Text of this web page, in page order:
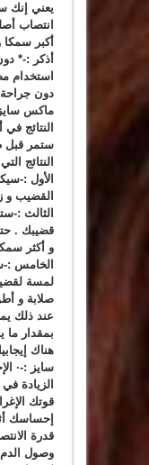
يعني إنك
انتصاب
أكبر
أذكر :-*
استخدام
دون
ماكس
النتائج
ستمر قبل
النتائج
الأول :-
القضيب و
الثالث :-
قضيبك .
و أكثر
الخامس
لمسة
صلابة و
عند ذلك
هناك
سايز :-·
الزيادة
قوتك
إحساسك
قدرة
وصول الدم